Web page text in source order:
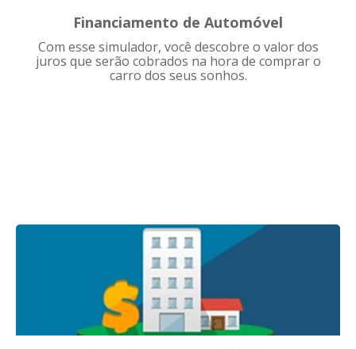
Financiamento de Automóvel
Com esse simulador, você descobre o valor dos
juros que serão cobrados na hora de comprar o
carro dos seus sonhos.